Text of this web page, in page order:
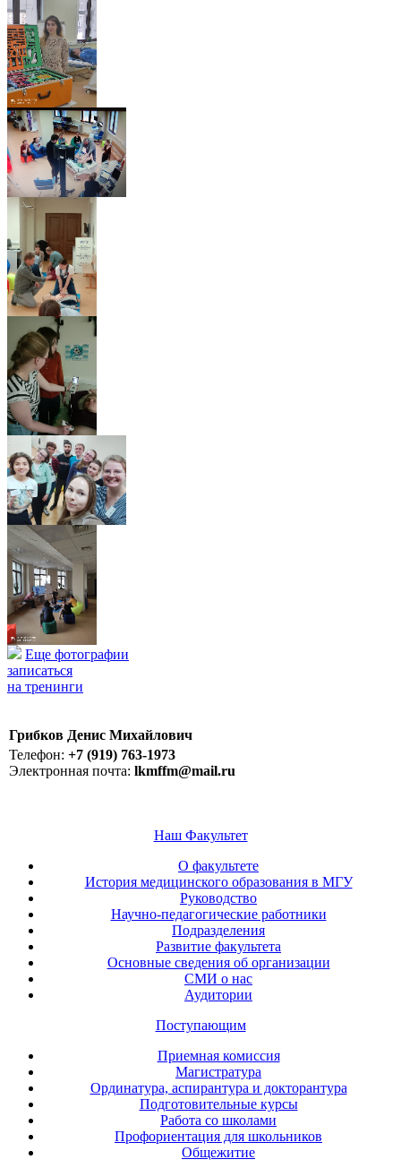
Еще фотографии
записаться
на тренинги
Грибков Денис Михайлович
Телефон: +7 (919) 763-1973
Электронная почта: lkmffm@mail.ru
Наш Факультет
О факультете
История медицинского образования в МГУ
Руководство
Научно-педагогические работники
Подразделения
Развитие факультета
Основные сведения об организации
СМИ о нас
Аудитории
Поступающим
Приемная комиссия
Магистратура
Ординатура, аспирантура и докторантура
Подготовительные курсы
Работа со школами
Профориентация для школьников
Общежитие